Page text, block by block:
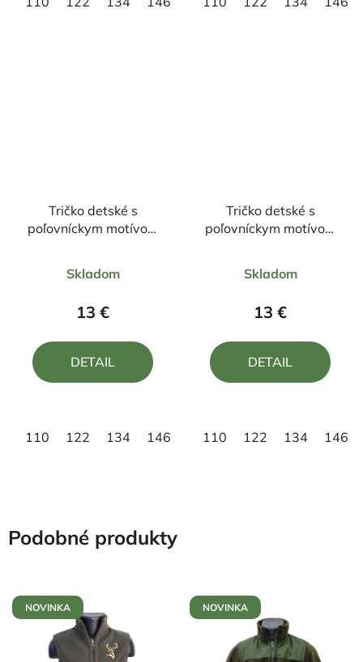
Tričko detské s
poľovníckym motívom
hodnotenie
produktu
z
Skladom
13 €
DETAIL
110 122 134 146 158
Tričko detské s
poľovníckym motívom
hodnotenie
produktu
z
Skladom
13 €
DETAIL
110 122 134 146
Podobné produkty
NOVINKA NOVINKA